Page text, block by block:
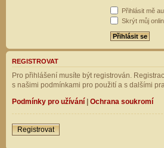
Přihlásit mě
Skrýt můj
REGISTROVAT
Pro přihlášení musíte být registrován.
s našimi podmínkami pro použití a s dalšími
Podmínky pro užívání | Ochrana soukromí
Registrovat